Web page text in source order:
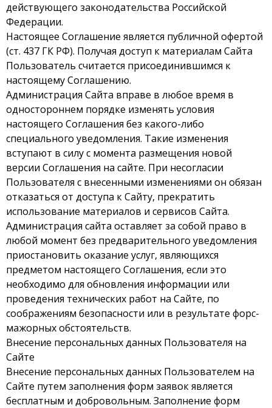
действующего законодательства Российской
Федерации.
Настоящее Соглашение является публичной офертой
(ст. 437 ГК РФ). Получая доступ к материалам Сайта
Пользователь считается присоединившимся к
настоящему Соглашению.
Администрация Сайта вправе в любое время в
одностороннем порядке изменять условия
настоящего Соглашения без какого-либо
специального уведомления. Такие изменения
вступают в силу с момента размещения новой
версии Соглашения на сайте. При несогласии
Пользователя с внесенными изменениями он обязан
отказаться от доступа к Сайту, прекратить
использование материалов и сервисов Сайта.
Администрация сайта оставляет за собой право в
любой момент без предварительного уведомления
приостановить оказание услуг, являющихся
предметом настоящего Соглашения, если это
необходимо для обновления информации или
проведения технических работ на Сайте, по
соображениям безопасности или в результате форс-
мажорных обстоятельств.
Внесение персональных данных Пользователя на
Сайте
Внесение персональных данных Пользователем на
Сайте путем заполнения форм заявок является
бесплатным и добровольным. Заполнение форм